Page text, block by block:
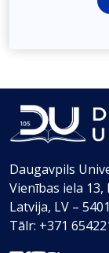
Daugavpils
Vienības iela 13,
Latvija, LV – 5401
Tālr: +371